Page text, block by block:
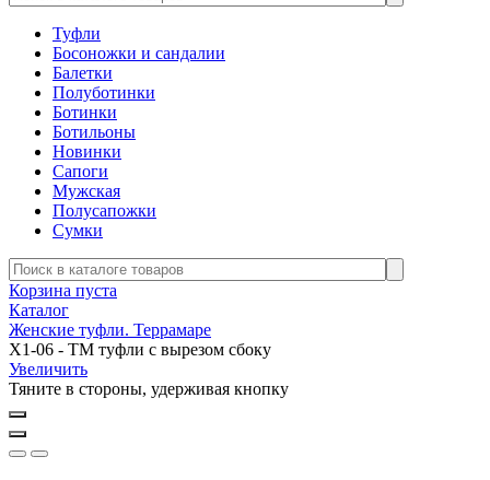
Туфли
Босоножки и сандалии
Балетки
Полуботинки
Ботинки
Ботильоны
Новинки
Сапоги
Мужская
Полусапожки
Сумки
Корзина пуста
Каталог
Женские туфли. Террамаре
Х1-06 - ТМ туфли с вырезом сбоку
Увеличить
Тяните в стороны, удерживая кнопку